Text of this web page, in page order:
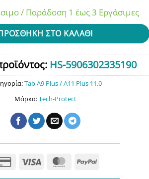
/ Παράδοση 1 έως 3 Εργάσιμες
ΣΤΟ ΚΑΛΆΘΙ
HS-5906302335190
Tab A9 Plus / A11 Plus 11.0
Μάρκα:Tech-Protect
Credit Visa MasterCard
PayPal